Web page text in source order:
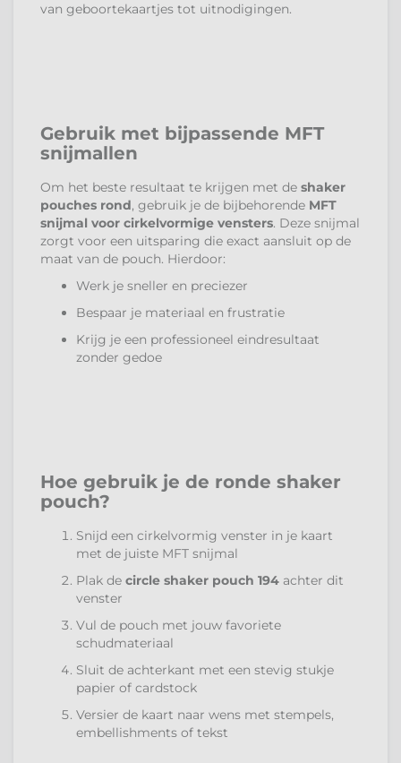
van geboortekaartjes tot uitnodigingen.
Gebruik met bijpassende MFT
snijmallen
Om het beste resultaat te krijgen met de shaker
pouches rond, gebruik je de bijbehorende MFT
snijmal voor cirkelvormige vensters. Deze snijmal
zorgt voor een uitsparing die exact aansluit op de
maat van de pouch. Hierdoor:
Werk je sneller en preciezer
Bespaar je materiaal en frustratie
Krijg je een professioneel eindresultaat
zonder gedoe
Hoe gebruik je de ronde shaker
pouch?
Snijd een cirkelvormig venster in je kaart
met de juiste MFT snijmal
Plak de circle shaker pouch 194 achter dit
venster
Vul de pouch met jouw favoriete
schudmateriaal
Sluit de achterkant met een stevig stukje
papier of cardstock
Versier de kaart naar wens met stempels,
embellishments of tekst